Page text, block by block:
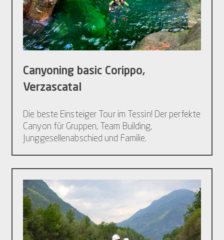
Canyoning basic Corippo,
Verzascatal
Die beste Einsteiger Tour im Tessin! Der perfekte
Canyon für Gruppen, Team Building,
Junggesellenabschied und Familie.